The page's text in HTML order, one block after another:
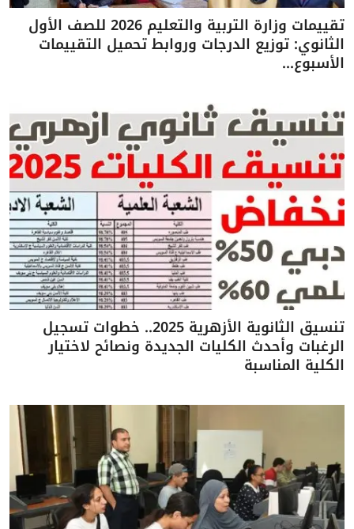
تقييمات وزارة التربية والتعليم 2026 للصف الأول
الثانوي: توزيع الدرجات وروابط تحميل التقييمات
الأسبوع...
تنسيق الثانوية الأزهرية 2025.. خطوات تسجيل
الرغبات وأحدث الكليات الجديدة ونصائح لاختيار
الكلية المناسبة